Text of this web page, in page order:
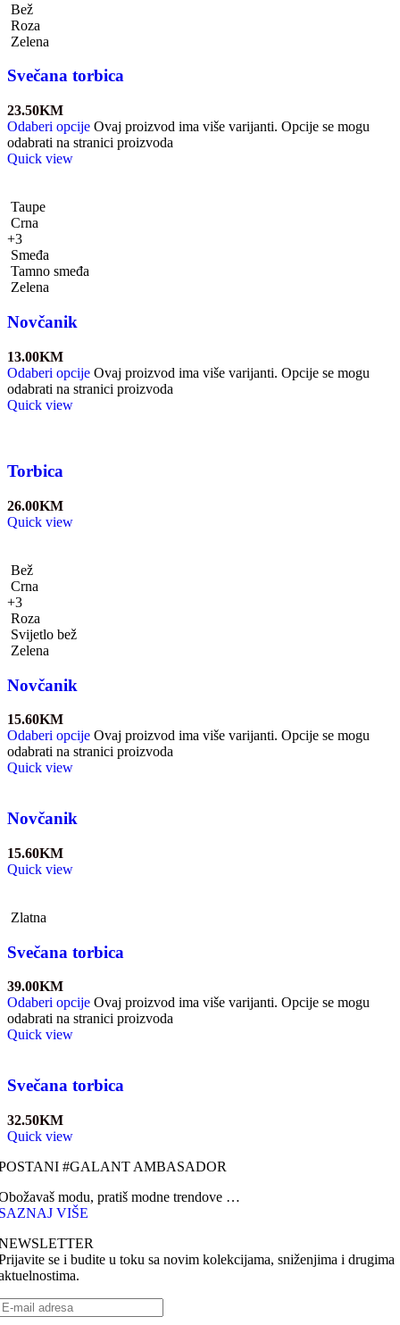
Bež
Roza
Zelena
Svečana torbica
23.50KM
Odaberi opcije Ovaj proizvod ima više varijanti. Opcije se mogu
odabrati na stranici proizvoda
Quick view
Taupe
Crna
+3
Smeđa
Tamno smeđa
Zelena
Novčanik
13.00KM
Odaberi opcije Ovaj proizvod ima više varijanti. Opcije se mogu
odabrati na stranici proizvoda
Quick view
Torbica
26.00KM
Quick view
Bež
Crna
+3
Roza
Svijetlo bež
Zelena
Novčanik
15.60KM
Odaberi opcije Ovaj proizvod ima više varijanti. Opcije se mogu
odabrati na stranici proizvoda
Quick view
Novčanik
15.60KM
Quick view
Zlatna
Svečana torbica
39.00KM
Odaberi opcije Ovaj proizvod ima više varijanti. Opcije se mogu
odabrati na stranici proizvoda
Quick view
Svečana torbica
32.50KM
Quick view
#GALANT AMBASADOR
modu, pratiš modne trendove …
VIŠE
se i budite u toku sa novim kolekcijama, sniženjima i drugima